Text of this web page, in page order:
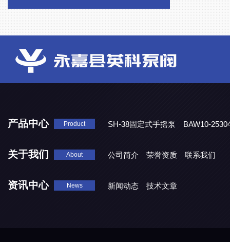
产品中心 Product SH-38固定式手摇泵
BAW10-
关于我们 About 公司简介 荣誉资质 联系我们
资讯中心 News 新闻动态 技术文章